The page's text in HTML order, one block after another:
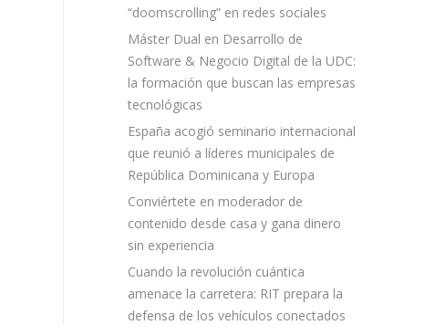
“doomscrolling” en redes sociales
Máster Dual en Desarrollo de
Software & Negocio Digital de la UDC:
la formación que buscan las empresas
tecnológicas
España acogió seminario internacional
que reunió a líderes municipales de
República Dominicana y Europa
Conviértete en moderador de
contenido desde casa y gana dinero
sin experiencia
Cuando la revolución cuántica
amenace la carretera: RIT prepara la
defensa de los vehículos conectados